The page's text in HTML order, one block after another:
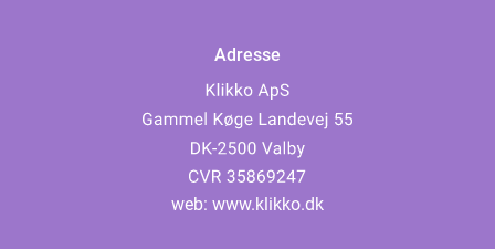
Adresse
web: www.klikko.dk